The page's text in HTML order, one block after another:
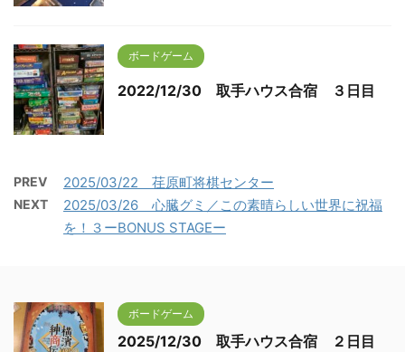
ボードゲーム
2022/12/30 取手ハウス合宿 ３日目
PREV 2025/03/22 荏原町将棋センター
NEXT
2025/03/26 心臓グミ／この素晴らしい世界に祝福
を！３ーBONUS STAGEー
ボードゲーム
2025/12/30 取手ハウス合宿 ２日目